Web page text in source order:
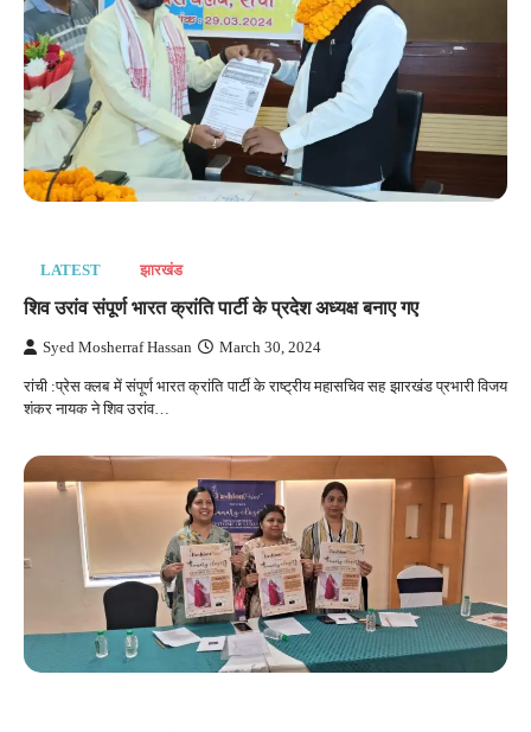
LATEST झारखंड
शिव उरांव संपूर्ण भारत क्रांति पार्टी के प्रदेश अध्यक्ष बनाए गए
Syed Mosherraf Hassan March 30, 2024
रांची :प्रेस क्लब में संपूर्ण भारत क्रांति पार्टी के राष्ट्रीय महासचिव सह झारखंड प्रभारी विजय
शंकर नायक ने शिव उरांव…